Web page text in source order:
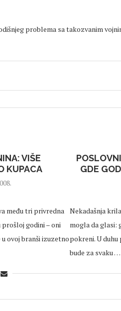
problema sa takozvanim
VIŠE
KUPACA
među tri privredna
prošloj godini – oni
u ovoj branši izuzetno
GDE
Nekadašnja
mogla da glasi:
pokreni. U
bude za svaku …